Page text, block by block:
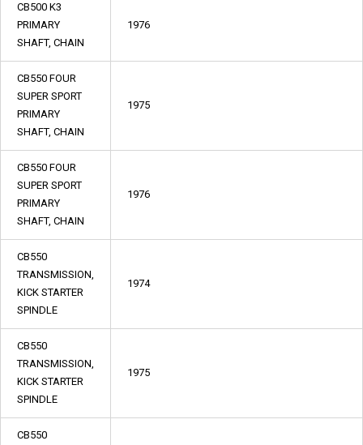
CB500 K3
PRIMARY
SHAFT, CHAIN
1976
CB550 FOUR
SUPER SPORT
PRIMARY
SHAFT, CHAIN
1975
CB550 FOUR
SUPER SPORT
PRIMARY
SHAFT, CHAIN
1976
CB550
TRANSMISSION,
KICK STARTER
SPINDLE
1974
CB550
TRANSMISSION,
KICK STARTER
SPINDLE
1975
CB550